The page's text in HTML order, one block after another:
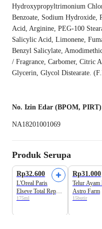
Hydroxypropyltrimonium
Benzoate, Sodium Hydroxide,
Acid, Arginine, PEG-100
Salicylic Acid, Limonene,
Benzyl Salicylate,
/ Fragrance, Carbomer, Citric
Glycerin, Glycol Distearate.
No. Izin Edar (BPOM,
NA18201001069
Produk Serupa
Rp32.600
L'Oreal Paris
Elseve Total Repair
5 Restoring
175ml
Rp31.000
Telur Ayam
Astro Farm
15butir